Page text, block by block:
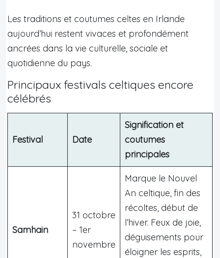
Les traditions et coutumes celtes en Irlande
aujourd’hui restent vivaces et profondément
ancrées dans la vie culturelle, sociale et
quotidienne du pays.
Principaux festivals celtiques encore
célébrés
Festival Date
Signification et
coutumes
principales
Samhain
31 octobre
– 1er
novembre
Marque le Nouvel
An celtique, fin des
récoltes, début de
l’hiver. Feux de joie,
déguisements pour
éloigner les esprits,